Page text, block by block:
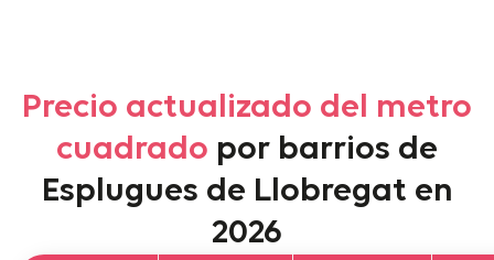
Precio actualizado del metro
cuadrado por barrios de
Esplugues de Llobregat en
2026